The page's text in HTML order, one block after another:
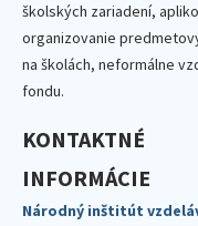
školských zariadení,
organizovanie
na školách, neformálne
fondu.
KONTAKTNÉ
INFORMÁCIE
Národný inštitút